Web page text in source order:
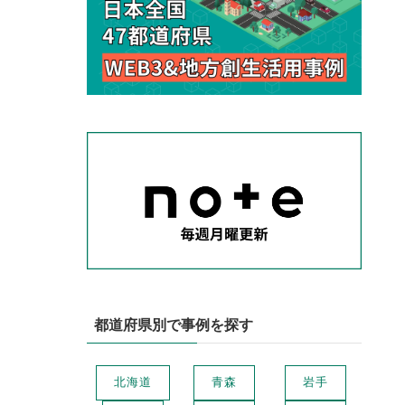
都道府県別で事例を探す
北海道 青森 岩手